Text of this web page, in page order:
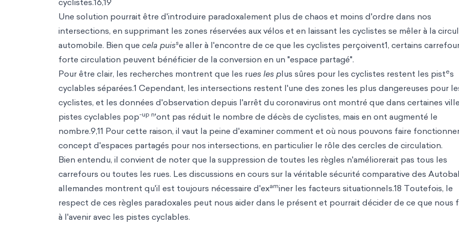
Une solution pourrait être d'introduire paradoxalement plus de chaos et moins d'ordre dans nos
intersections, en supprimant les zones réservées aux vélos et en laissant les cyclistes se mêler à la
automobile. Bien que cela puisse aller à l'encontre de ce que les cyclistes perçoivent1, certains
forte circulation peuvent bénéficier de la conversion en un "espace partagé".
Pour être clair, les recherches montrent que les rues les plus sûres pour les cyclistes restent les pistes
cyclables séparées.1 Cependant, les intersections restent l'une des zones les plus dangereuses pour
cyclistes, et les données d'observation depuis l'arrêt du coronavirus ont montré que dans certaines
pistes cyclables pop-up n'ont pas réduit le nombre de décès de cyclistes, mais en ont augmenté le
nombre.9,11 Pour cette raison, il vaut la peine d'examiner comment et où nous pouvons faire
concept d'espaces partagés pour nos intersections, en particulier le rôle des cercles de circulation.
Bien entendu, il convient de noter que la suppression de toutes les règles n'améliorerait pas tous les
carrefours ou toutes les rues. Les discussions en cours sur la véritable sécurité comparative des
allemandes montrent qu'il est toujours nécessaire d'examiner les facteurs situationnels.18 Toutefois, le
respect de ces règles paradoxales peut nous aider dans le présent et pourrait décider de ce que nous
à l'avenir avec les pistes cyclables.